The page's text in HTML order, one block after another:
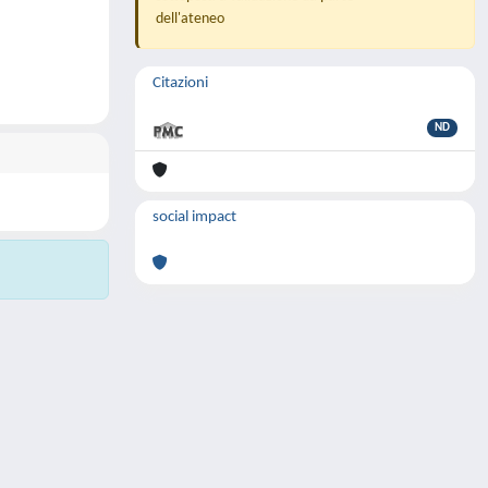
dell'ateneo
Citazioni
ND
social impact